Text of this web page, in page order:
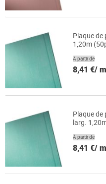
Plaque de
1,20m
À partir de
8,41 €/ m
Plaque de
larg.
À partir de
8,41 €/ m